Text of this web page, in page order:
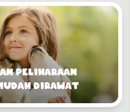
Peliharaan
Dirawat